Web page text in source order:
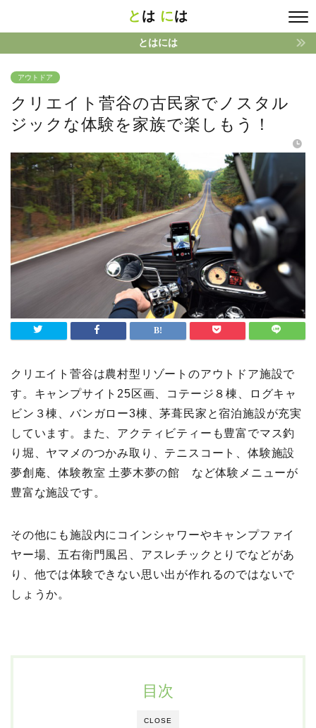
と は には
とはには
アウトドア
クリエイト菅谷の古民家でノスタル
ジックな体験を家族で楽しもう！
クリエイト菅谷は農村型リゾートのアウトドア施設で
す。キャンプサイト25区画、コテージ８棟、ログキャ
ビン３棟、バンガロー3棟、茅葺民家と宿泊施設が充実
しています。また、アクティビティーも豊富でマス釣
り堀、ヤマメのつかみ取り、テニスコート、体験施設
夢創庵、体験教室 土夢木夢の館 など体験メニューが
豊富な施設です。
その他にも施設内にコインシャワーやキャンプファイ
ヤー場、五右衛門風呂、アスレチックとりでなどがあ
り、他では体験できない思い出が作れるのではないで
しょうか。
CLOSE
目次